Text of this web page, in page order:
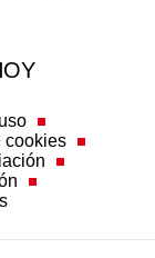
cookies